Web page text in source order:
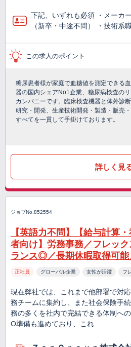
下記、いずれも必須 ・メーカ
（新卒・中途不問） ・技術
この求人のポイント
糖尿患者様が家庭で血糖値を測定できる
器の国内シェアNo1企業、糖尿病検査の
カンパニーです。臨床検査機器と体外診
研究・開発、生産技術開発・製造・販売
すべてを一貫して手掛けております。
詳しく見
ジョブNo.852554
【英語力不問】【給与計算
者向け】労務事務／フレッ
ランス◎／長期休暇取得可
正社員 グローバル企業 女性が活躍 フ
現在弊社では、これまで他部署で対
務チームに集約し、また社会保険手
務の多くを社内で完結できる体制へ
O準備も進めており、これ…